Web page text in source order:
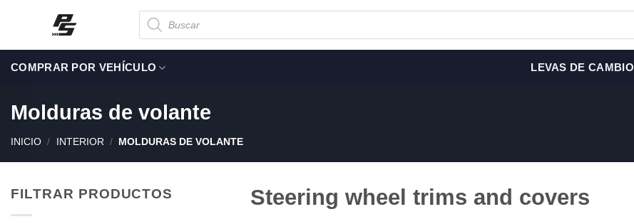
contenido
Búsqueda
de
productos
COMPRAR POR VEHÍCULO LEVAS DE CAMBIO
Molduras de volante
INICIO / INTERIOR / MOLDURAS DE VOLANTE
FILTRAR PRODUCTOS Steering wheel trims and covers